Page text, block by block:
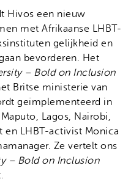
Hivos een nieuw
met Afrikaanse LHBT-
gelijkheid en
bevorderen. Het
– Bold on Inclusion
Britse ministerie van
geïmplementeerd in
Lagos, Nairobi,
en LHBT-activist Monica
Ze vertelt ons
– Bold on Inclusion